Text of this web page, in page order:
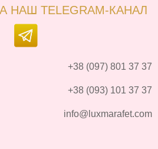
НАШ TELEGRAM-КАНАЛ
+38 (097) 801 37 37
+38 (093) 101 37 37
info@luxmarafet.com